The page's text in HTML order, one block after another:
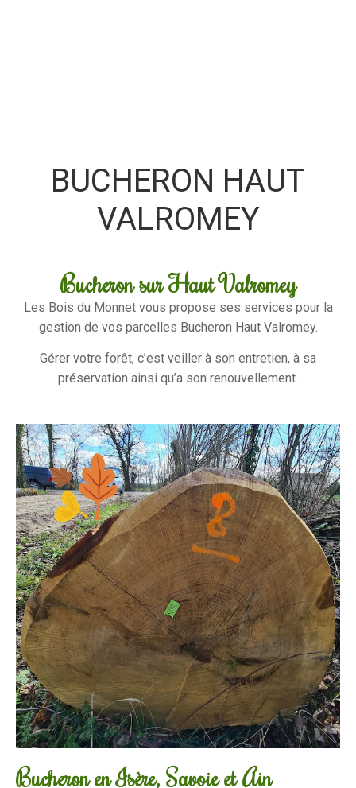
BUCHERON HAUT
VALROMEY
Bucheron sur Haut Valromey
Les Bois du Monnet vous propose ses services pour la
gestion de vos parcelles Bucheron Haut Valromey.
Gérer votre forêt, c’est veiller à son entretien, à sa
préservation ainsi qu’a son renouvellement.
Bucheron en Isère, Savoie et Ain